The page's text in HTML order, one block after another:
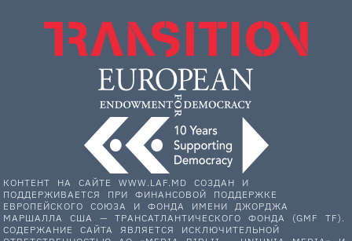
КОНТЕНТ НА САЙТЕ WWW.LAF.MD СОЗДАН И
ПОДДЕРЖИВАЕТСЯ ПРИ ФИНАНСОВОЙ ПОДДЕРЖКЕ
ЕВРОПЕЙСКОГО СОЮЗА И ФОНДА ИМЕНИ ДЖОРДЖА
МАРШАЛЛА США — ТРАНСАТЛАНТИЧЕСКОГО ФОНДА (GMF TF).
СОДЕРЖАНИЕ САЙТА ЯВЛЯЕТСЯ ИСКЛЮЧИТЕЛЬНОЙ